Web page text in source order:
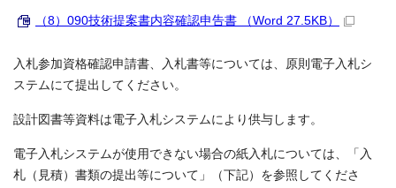
（8）090技術提案書内容確認申告書 （Word 27.5KB）
入札参加資格確認申請書、入札書等については、原則電子入札シ
ステムにて提出してください。
設計図書等資料は電子入札システムにより供与します。
電子入札システムが使用できない場合の紙入札については、「入
札（見積）書類の提出等について」（下記）を参照してくださ